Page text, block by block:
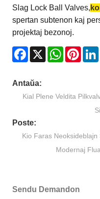
Slag Lock Ball Valves,
spertan subtenon kaj
projektaj bezonoj.
Facebook
X WhatsApp
Antaŭa:
Kial Plene Veldita
Poste:
Kio Faras
Modernaj
Sendu Demandon